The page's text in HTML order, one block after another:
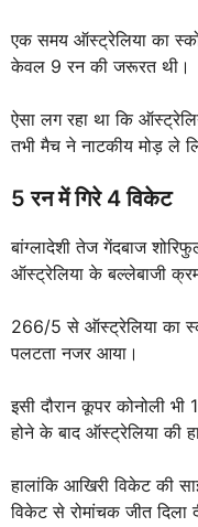
एक समय ऑस्ट्रेलिया का
केवल 9 रन की जरूरत थी।
ऐसा लग रहा था कि
तभी मैच ने नाटकीय मोड़ ले
5 रन में गिरे 4 विकेट
बांग्लादेशी तेज गेंदबाज
ऑस्ट्रेलिया के बल्लेबाजी क्रम
266/5 से ऑस्ट्रेलिया का
पलटता नजर आया।
इसी दौरान कूपर कोनोली
होने के बाद ऑस्ट्रेलिया की
हालांकि आखिरी विकेट की
विकेट से रोमांचक जीत दिला